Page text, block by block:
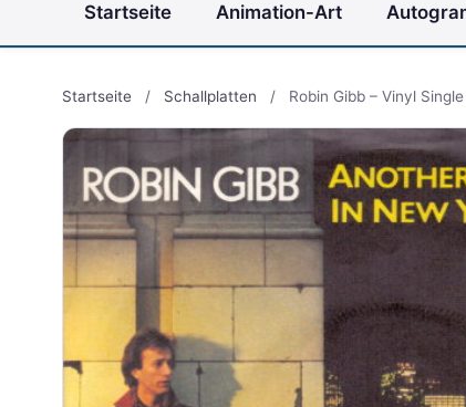
Startseite Animation-Art
Startseite / Schallplatten / Robin Gibb – Vinyl